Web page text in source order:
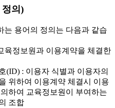
의)
는 용어의 정의는 다음과 같습
육정보원과 이용계약을 체결한
(ID) : 이용자 식별과 이용자의
위하여 이용계약 체결시 이용
하여 교육정보원이 부여하는
조합